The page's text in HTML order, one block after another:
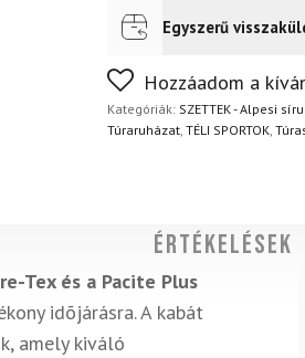
Futár a címreIngyenes
FoxPost
Egyszerű
Nem biztos a
napon belül, indoklás
Hozzáadom a
Kategóriák: SZETTEK - Alpesi
Túraruházat, TÉLI SPORTOK,
Értékelések
Tex és a Pacite Plus
idõjárásra. A kabát
amely kiváló